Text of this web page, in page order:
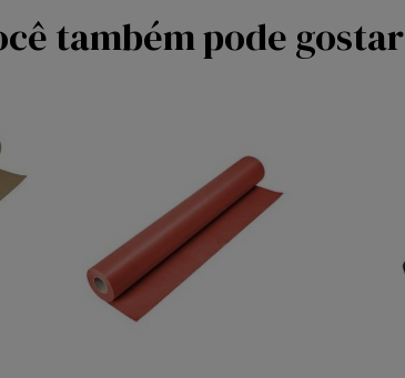
também pode gostar